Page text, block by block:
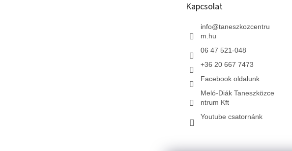
Kapcsolat
info@taneszkozcentru
m.hu
06 47 521-048
+36 20 667 7473
Facebook oldalunk
Meló-Diák Taneszközce
ntrum Kft
Youtube csatornánk